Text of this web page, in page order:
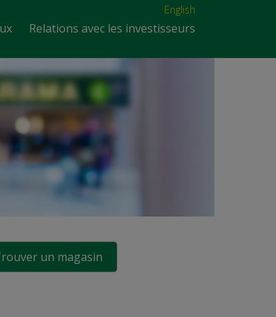
English
Relations avec les investisseurs
un magasin